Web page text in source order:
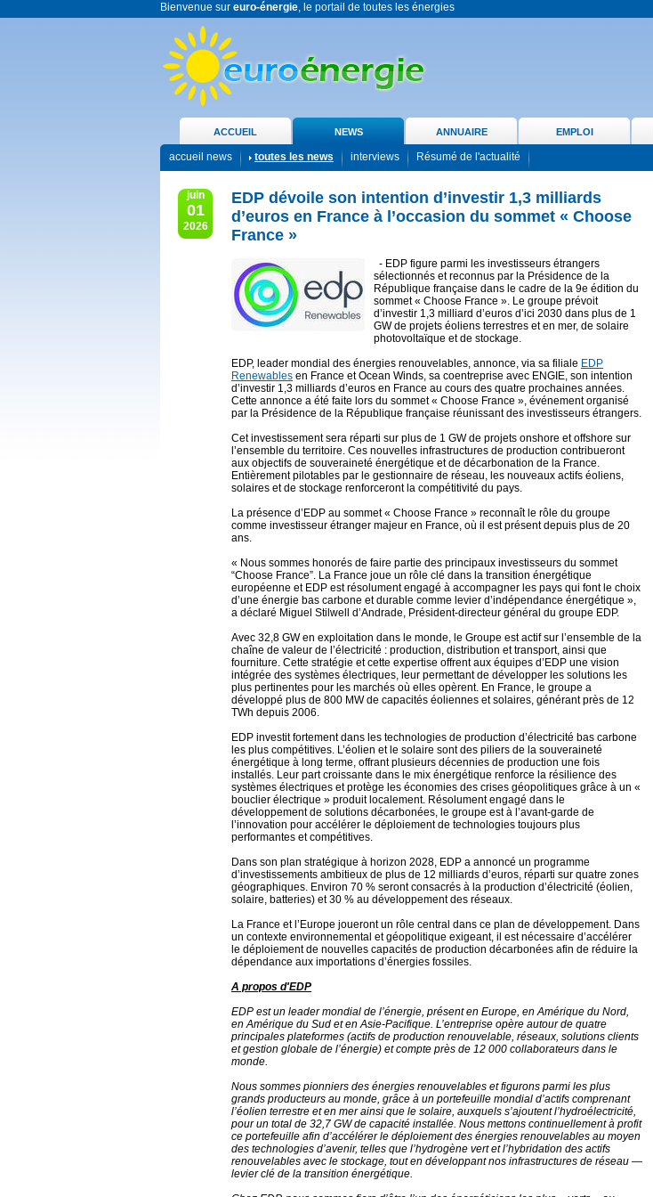
Bienvenue sur euro-énergie, le portail de toutes les énergies
ACCUEIL NEWS ANNUAIRE EMPLOI
accueil news toutes les news interviews Résumé de l'actualité
juin
01
2026
EDP dévoile son intention d’investir 1,3 milliards
d’euros en France à l’occasion du sommet « Choose
France »
- EDP figure parmi les investisseurs étrangers
sélectionnés et reconnus par la Présidence de la
République française dans le cadre de la 9e édition du
sommet « Choose France ». Le groupe prévoit
d’investir 1,3 milliard d’euros d’ici 2030 dans plus de 1
GW de projets éoliens terrestres et en mer, de solaire
photovoltaïque et de stockage.
EDP, leader mondial des énergies renouvelables, annonce, via sa filiale EDP
Renewables en France et Ocean Winds, sa coentreprise avec ENGIE, son intention
d’investir 1,3 milliards d’euros en France au cours des quatre prochaines années.
Cette annonce a été faite lors du sommet « Choose France », événement organisé
par la Présidence de la République française réunissant des investisseurs étrangers.
Cet investissement sera réparti sur plus de 1 GW de projets onshore et offshore sur
l’ensemble du territoire. Ces nouvelles infrastructures de production contribueront
aux objectifs de souveraineté énergétique et de décarbonation de la France.
Entièrement pilotables par le gestionnaire de réseau, les nouveaux actifs éoliens,
solaires et de stockage renforceront la compétitivité du pays.
La présence d’EDP au sommet « Choose France » reconnaît le rôle du groupe
comme investisseur étranger majeur en France, où il est présent depuis plus de 20
ans.
« Nous sommes honorés de faire partie des principaux investisseurs du sommet
“Choose France”. La France joue un rôle clé dans la transition énergétique
européenne et EDP est résolument engagé à accompagner les pays qui font le choix
d’une énergie bas carbone et durable comme levier d’indépendance énergétique »,
a déclaré Miguel Stilwell d’Andrade, Président-directeur général du groupe EDP.
Avec 32,8 GW en exploitation dans le monde, le Groupe est actif sur l’ensemble de la
chaîne de valeur de l’électricité : production, distribution et transport, ainsi que
fourniture. Cette stratégie et cette expertise offrent aux équipes d’EDP une vision
intégrée des systèmes électriques, leur permettant de développer les solutions les
plus pertinentes pour les marchés où elles opèrent. En France, le groupe a
développé plus de 800 MW de capacités éoliennes et solaires, générant près de 12
TWh depuis 2006.
EDP investit fortement dans les technologies de production d’électricité bas carbone
les plus compétitives. L’éolien et le solaire sont des piliers de la souveraineté
énergétique à long terme, offrant plusieurs décennies de production une fois
installés. Leur part croissante dans le mix énergétique renforce la résilience des
systèmes électriques et protège les économies des crises géopolitiques grâce à un «
bouclier électrique » produit localement. Résolument engagé dans le
développement de solutions décarbonées, le groupe est à l’avant-garde de
l’innovation pour accélérer le déploiement de technologies toujours plus
performantes et compétitives.
Dans son plan stratégique à horizon 2028, EDP a annoncé un programme
d’investissements ambitieux de plus de 12 milliards d’euros, réparti sur quatre zones
géographiques. Environ 70 % seront consacrés à la production d’électricité (éolien,
solaire, batteries) et 30 % au développement des réseaux.
La France et l’Europe joueront un rôle central dans ce plan de développement. Dans
un contexte environnemental et géopolitique exigeant, il est nécessaire d’accélérer
le déploiement de nouvelles capacités de production décarbonées afin de réduire la
dépendance aux importations d’énergies fossiles.
A propos d'EDP
EDP est un leader mondial de l’énergie, présent en Europe, en Amérique du Nord,
en Amérique du Sud et en Asie-Pacifique. L’entreprise opère autour de quatre
principales plateformes (actifs de production renouvelable, réseaux, solutions clients
et gestion globale de l’énergie) et compte près de 12 000 collaborateurs dans le
monde.
Nous sommes pionniers des énergies renouvelables et figurons parmi les plus
grands producteurs au monde, grâce à un portefeuille mondial d’actifs comprenant
l’éolien terrestre et en mer ainsi que le solaire, auxquels s’ajoutent l’hydroélectricité,
pour un total de 32,7 GW de capacité installée. Nous mettons continuellement à profit
ce portefeuille afin d’accélérer le déploiement des énergies renouvelables au moyen
des technologies d’avenir, telles que l’hydrogène vert et l’hybridation des actifs
renouvelables avec le stockage, tout en développant nos infrastructures de réseau —
levier clé de la transition énergétique.